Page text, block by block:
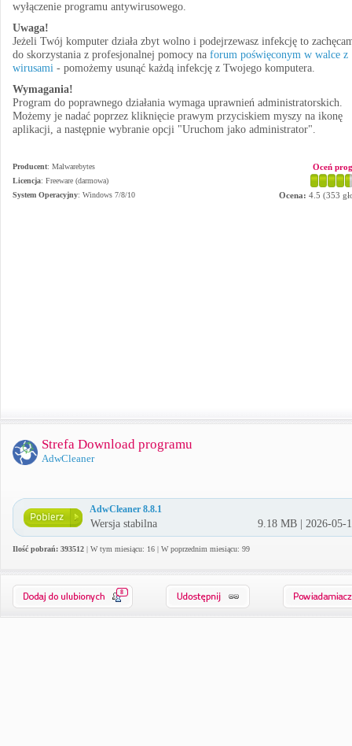
wyłączenie programu antywirusowego.
Uwaga!
Jeżeli Twój komputer działa zbyt wolno i podejrzewasz infekcję to
do skorzystania z profesjonalnej pomocy na forum poświęconym w walce z
wirusami - pomożemy usunąć każdą infekcję z Twojego komputera.
Wymagania!
Program do poprawnego działania wymaga uprawnień administratorskich.
Możemy je nadać poprzez kliknięcie prawym przyciskiem myszy na ikonę
aplikacji, a następnie wybranie opcji "Uruchom jako administrator".
Producent: Malwarebytes
Licencja: Freeware (darmowa)
System Operacyjny: Windows 7/8/10
Oceń
Ocena: 4.5 (353
Strefa Download programu
AdwCleaner
AdwCleaner 8.8.1
Wersja stabilna 9.18 MB | 2026-05-
Ilość pobrań: 393512 | W tym miesiącu: 16 | W poprzednim miesiącu: 99
8